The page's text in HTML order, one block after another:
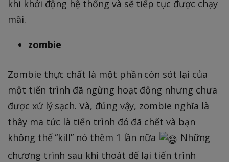
khi khởi động hệ thống và sẽ tiếp tục được chạy
mãi.
zombie
Zombie thực chất là một phần còn sót lại của
một tiến trình đã ngừng hoạt động nhưng chưa
được xử lý sạch. Và, đúng vậy, zombie nghĩa là
thây ma tức là tiến trình đó đã chết và bạn
không thể “kill” nó thêm 1 lần nữa
Những
chương trình sau khi thoát để lại tiến trình